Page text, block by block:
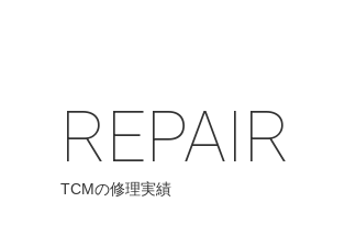
REPAIR
TCMの修理実績